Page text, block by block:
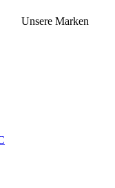
Unsere Marken